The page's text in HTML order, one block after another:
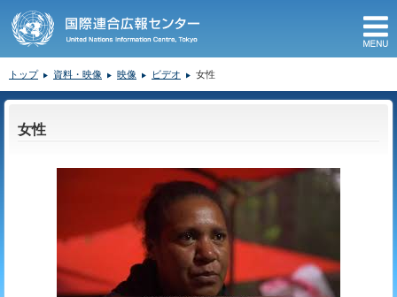
トップ 資料・映像 映像 ビデオ 女性
女性